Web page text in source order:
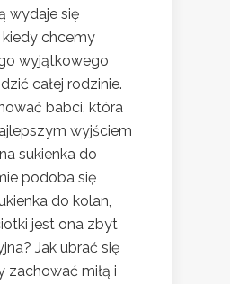
wydaje się
chcemy
wyjątkowego
całej rodzinie.
babci, która
wyjściem
sukienka do
podoba się
do kolan,
jest ona zbyt
Jak ubrać się
zachować miłą i